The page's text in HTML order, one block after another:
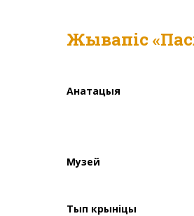
Жывапіс
Анатацыя
Музей
Тып крыніцы